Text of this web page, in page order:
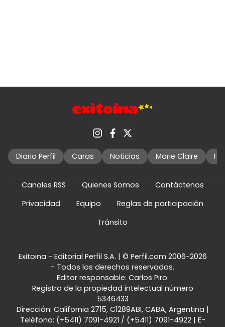
Diario Perfil Caras Noticias Marie Claire
Canales RSS Quienes Somos
Contáctenos
Privacidad
Equipo
Reglas de participación
Tránsito
Exitoina - Editorial Perfil S.A. | © Perfil.com 2006-2026
- Todos los derechos reservados.
Editor responsable: Carlos Piro.
Registro de la propiedad intelectual número
5346433
Dirección: California 2715, C1289ABI, CABA, Argentina |
Teléfono: (+5411) 7091-4921 / (+5411) 7091-4922| E-